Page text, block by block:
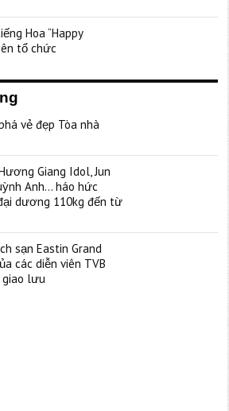
Hoa “Happy
tổ chức
vẻ đẹp Tòa nhà
Giang Idol, Jun
Anh… háo hức
dương 110kg đến từ
sạn Eastin Grand
các diễn viên TVB
giao lưu